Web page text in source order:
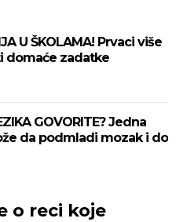
U ŠKOLAMA! Prvaci više
domaće zadatke
GOVORITE? Jedna
da podmladi mozak i do
o reci koje